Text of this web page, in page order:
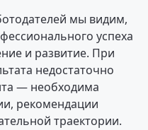
мы видим,
успеха
и развитие. При
недостаточно
— необходима
рекомендации
траектории.